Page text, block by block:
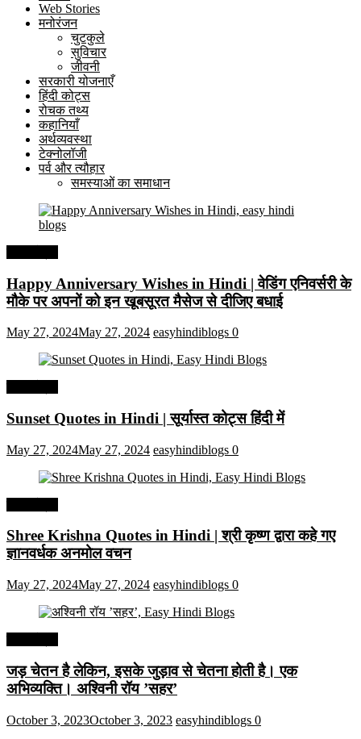
Web Stories
मनोरंजन
चुटकुले
सुविचार
जीवनी
सरकारी योजनाएँ
हिंदी कोट्स
रोचक तथ्य
कहानियाँ
अर्थव्यवस्था
टेक्नोलॉजी
पर्व और त्यौहार
समस्याओं का समाधान
Happy Anniversary Wishes in Hindi | वेडिंग एनिवर्सरी के
मौके पर अपनों को इन खूबसूरत मैसेज से दीजिए बधाई
May 27, 2024May 27, 2024 easyhindiblogs 0
Sunset Quotes in Hindi | सूर्यास्त कोट्स हिंदी में
May 27, 2024May 27, 2024 easyhindiblogs 0
Shree Krishna Quotes in Hindi | श्री कृष्ण द्वारा कहे गए
ज्ञानवर्धक अनमोल वचन
May 27, 2024May 27, 2024 easyhindiblogs 0
जड़ चेतन है लेकिन, इसके जुड़ाव से चेतना होती है। एक
अभिव्यक्ति। अश्विनी रॉय ’सहर’
October 3, 2023October 3, 2023 easyhindiblogs 0